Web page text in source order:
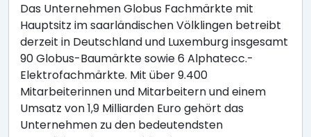
Das Unternehmen Globus Fachmärkte mit
Hauptsitz im saarländischen Völklingen betreibt
derzeit in Deutschland und Luxemburg insgesamt
90 Globus-Baumärkte sowie 6 Alphatecc.-
Elektrofachmärkte. Mit über 9.400
Mitarbeiterinnen und Mitarbeitern und einem
Umsatz von 1,9 Milliarden Euro gehört das
Unternehmen zu den bedeutendsten